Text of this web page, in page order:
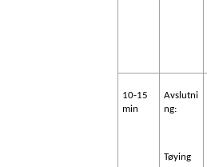
10-15
min
Avslutni
ng:
Tøying